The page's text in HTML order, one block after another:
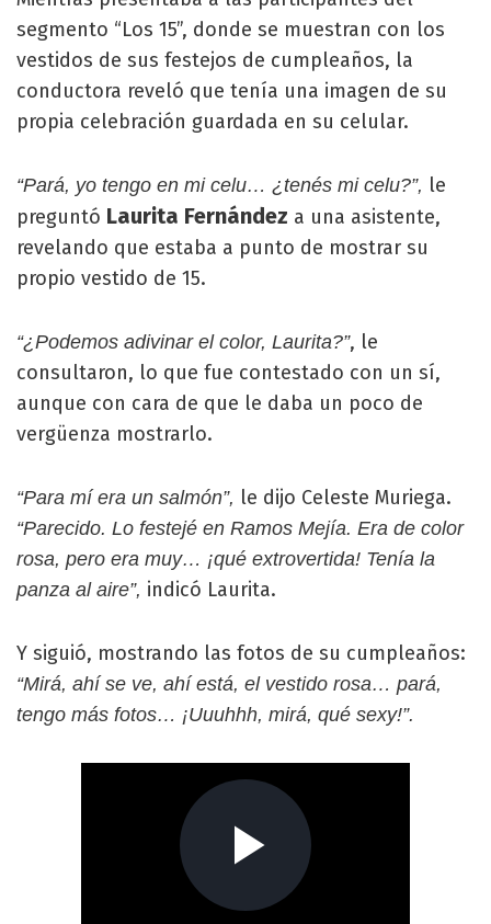
segmento “Los 15”, donde se muestran con los
vestidos de sus festejos de cumpleaños, la
conductora reveló que tenía una imagen de su
propia celebración guardada en su celular.
“Pará, yo tengo en mi celu… ¿tenés mi celu?”, le
preguntó Laurita Fernández a una asistente,
revelando que estaba a punto de mostrar su
propio vestido de 15.
“¿Podemos adivinar el color, Laurita?”, le
consultaron, lo que fue contestado con un sí,
aunque con cara de que le daba un poco de
vergüenza mostrarlo.
“Para mí era un salmón”, le dijo Celeste Muriega.
“Parecido. Lo festejé en Ramos Mejía. Era de color
rosa, pero era muy… ¡qué extrovertida! Tenía la
panza al aire”, indicó Laurita.
Y siguió, mostrando las fotos de su cumpleaños:
“Mirá, ahí se ve, ahí está, el vestido rosa… pará,
tengo más fotos… ¡Uuuhhh, mirá, qué sexy!”.